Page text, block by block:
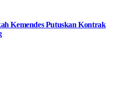
Kemendes Putuskan Kontrak